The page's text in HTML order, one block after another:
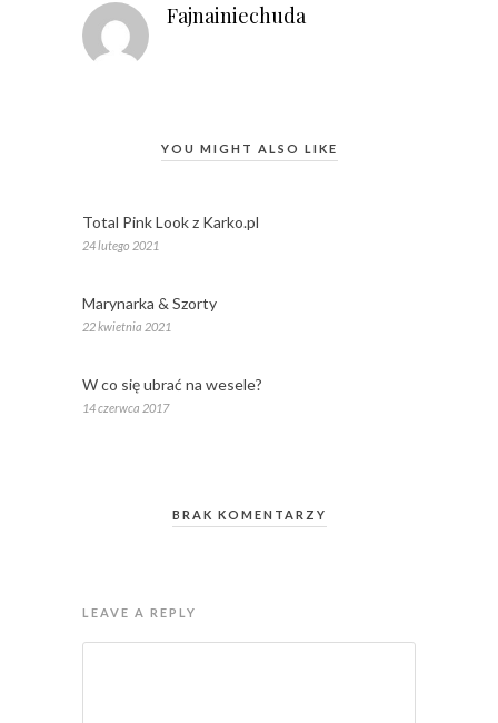
Fajnainiechuda
YOU MIGHT ALSO LIKE
Total Pink Look z Karko.pl
24 lutego 2021
Marynarka & Szorty
22 kwietnia 2021
W co się ubrać na wesele?
14 czerwca 2017
BRAK KOMENTARZY
LEAVE A REPLY